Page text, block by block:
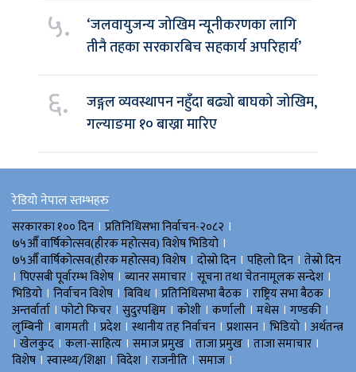
५.
‘जलवायुजन्य जोखिम न्यूनीकरणका लागि
तीनै तहका सरकारबिच सहकार्य अपरिहार्य’
६.
जङ्गल व्यवस्थापन नहुँदा बढ्यो बाघको जोखिम,
गल्याङमा १० बाख्रा मारिए
रेडियो नेपाल स्तम्भहरु
सरकारका १०० दिन । प्रतिनिधिसभा निर्वाचन-२०८२ ।
७५औँ वार्षिकोत्सव(हीरक महोत्सव) विशेष भिडियाे ।
७५औँ वार्षिकोत्सव(हीरक महोत्सव) विशेष । दोस्रो दिन । पहिलो दिन । तेस्रो दिन
। पिएसबी पूर्वारम्भ विशेष । ब्यानर समाचार । सूचना तथा चेतनामूलक सन्देश ।
भिडियाे । निर्वाचन विशेष । बिविध। प्रतिनिधिसभा बैठक । राष्ट्रिय सभा बैठक ।
अन्तर्वार्ता । फोटो फिचर । सुदुरपश्चिम । काेशी । कर्णाली । मधेस । गण्डकी ।
लुम्बिनी । बागमती । प्रदेश । स्थानीय तह निर्वाचन । प्रशासन । भिडियो । अर्थतन्त्र
। खेलकुद । कला-साहित्य । समाज प्रमुख । ताजा प्रमुख । ताजा समाचार ।
विशेष । स्वास्थ्य/शिक्षा । विदेश । राजनीति । समाज ।